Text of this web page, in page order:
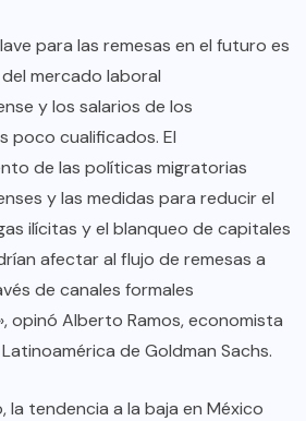
para las remesas en el futuro es
mercado laboral
y los salarios de los
poco cualificados. El
de las políticas migratorias
y las medidas para reducir el
ilícitas y el blanqueo de capitales
afectar al flujo de remesas a
de canales formales
opinó Alberto Ramos, economista
de Goldman Sachs.
la tendencia a la baja en México